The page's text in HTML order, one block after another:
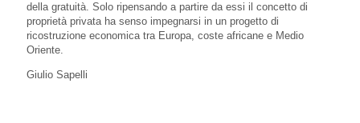
della gratuità. Solo ripensando a partire da essi il concetto di
proprietà privata ha senso impegnarsi in un progetto di
ricostruzione economica tra Europa, coste africane e Medio
Oriente.
Giulio Sapelli